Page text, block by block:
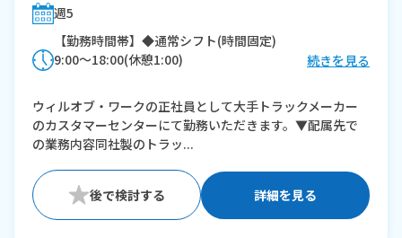
週5
【勤務時間帯】◆通常シフト(時間固定)
9:00〜18:00(休憩1:00)
※残業：0〜30時間程度/月
続きを見る
ウィルオブ・ワークの正社員として大手トラックメーカー
のカスタマーセンターにて勤務いただきます。▼配属先で
の業務内容同社製のトラッ...
詳細を見る